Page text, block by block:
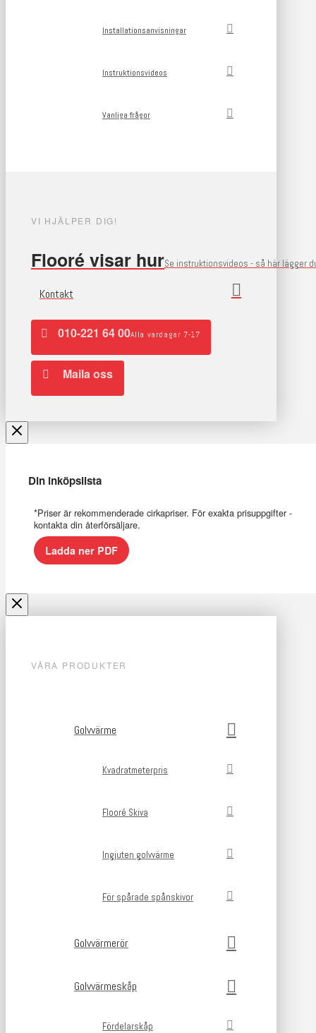
Installationsanvisningar
Instruktionsvideos
Vanliga frågor
VI HJÄLPER DIG!
Flooré visar hurSe instruktionsvideos - så här lägger
Kontakt
010-221 64 00Alla vardagar 7-17
Maila oss
Din inköpslista
*Priser är rekommenderade cirkapriser. För exakta prisuppgifter -
kontakta din återförsäljare.
Ladda ner PDF
VÅRA PRODUKTER
Golvvärme
Kvadratmeterpris
Flooré Skiva
Ingjuten golvvärme
För spårade spånskivor
Golvvärmerör
Golvvärmeskåp
Fördelarskåp